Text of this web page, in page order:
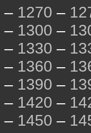
– 1270 –
– 1300 –
– 1330 –
– 1360 –
– 1390 –
– 1420 –
– 1450 –